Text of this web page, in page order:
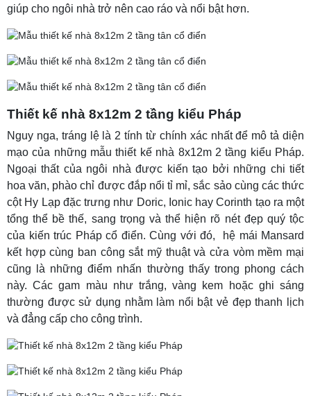
giúp cho ngôi nhà trở nên cao ráo và nổi bật hơn.
Thiết kế nhà 8x12m 2 tầng kiểu Pháp
Nguy nga, tráng lệ là 2 tính từ chính xác nhất để mô tả diện
mạo của những mẫu thiết kế nhà 8x12m 2 tầng kiểu Pháp.
Ngoại thất của ngôi nhà được kiến tạo bởi những chi tiết
hoa văn, phào chỉ được đắp nổi tỉ mỉ, sắc sảo cùng các thức
cột Hy Lạp đặc trưng như Doric, Ionic hay Corinth tạo ra một
tổng thể bề thế, sang trọng và thể hiện rõ nét đẹp quý tộc
của kiến trúc Pháp cổ điển. Cùng với đó, hệ mái Mansard
kết hợp cùng ban công sắt mỹ thuật và cửa vòm mềm mại
cũng là những điểm nhấn thường thấy trong phong cách
này. Các gam màu như trắng, vàng kem hoặc ghi sáng
thường được sử dụng nhằm làm nổi bật vẻ đẹp thanh lịch
và đẳng cấp cho công trình.